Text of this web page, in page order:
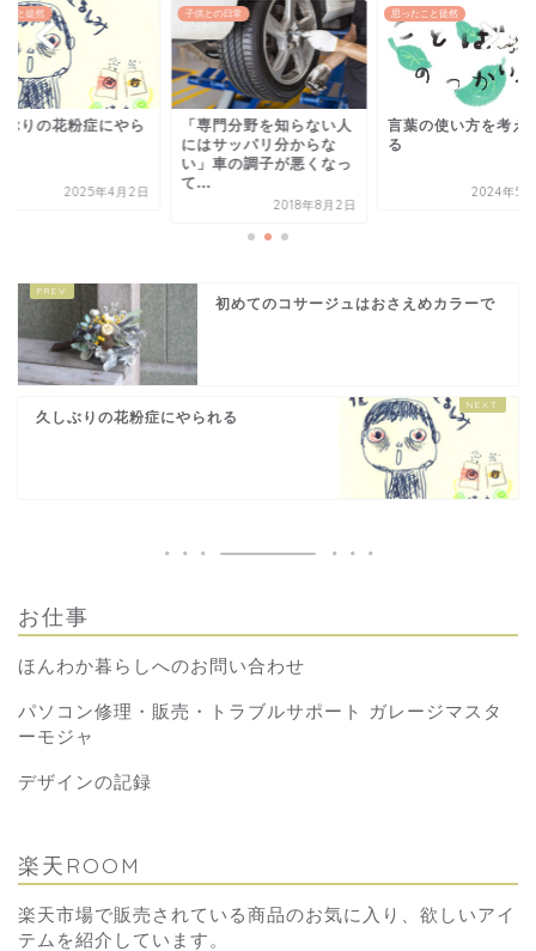
こと徒然
ぶりの花粉症にやら
2025年4月2日
子供との日常
「専門分野を知らない人
にはサッパリ分からな
い」車の調子が悪くなっ
て...
2018年8月2日
思ったこと徒然
言葉の使い方を考え
る
2024年5
初めてのコサージュはおさえめカラーで
久しぶりの花粉症にやられる
お仕事
ほんわか暮らしへのお問い合わせ
パソコン修理・販売・トラブルサポート ガレージマスタ
ーモジャ
デザインの記録
楽天ROOM
楽天市場で販売されている商品のお気に入り、欲しいアイ
テムを紹介しています。